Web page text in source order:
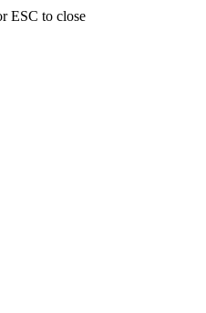
ESC to close